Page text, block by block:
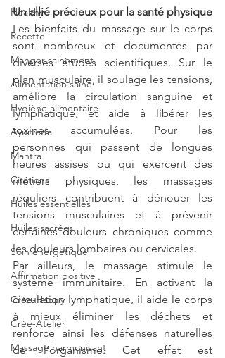
Healthy
Recette
Manger sainement
Alimentation saine
Hygiène alimentaire
Ayurveda
Mantra
Citations
Huiles essentielles
Huiles sacrées
Soin énergétique
Affirmation positive
Crée-Happy
Crée-Atelier
Massage harmonisant
Un allié précieux pour la santé physique
Les bienfaits du massage sur le corps
sont nombreux et documentés par
diverses études scientifiques. Sur le
plan musculaire, il soulage les tensions,
améliore la circulation sanguine et
lymphatique, et aide à libérer les
toxines accumulées. Pour les
personnes qui passent de longues
heures assises ou qui exercent des
métiers physiques, les massages
réguliers contribuent à dénouer les
tensions musculaires et à prévenir
certaines douleurs chroniques comme
les douleurs lombaires ou cervicales.
Par ailleurs, le massage stimule le
système immunitaire. En activant la
circulation lymphatique, il aide le corps
à mieux éliminer les déchets et
renforce ainsi les défenses naturelles
de l’organisme. Cet effet est